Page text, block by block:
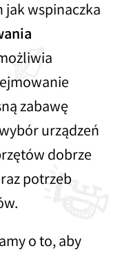
wspinaczka
zabawę
urządzeń
dobrze
potrzeb
o to, aby